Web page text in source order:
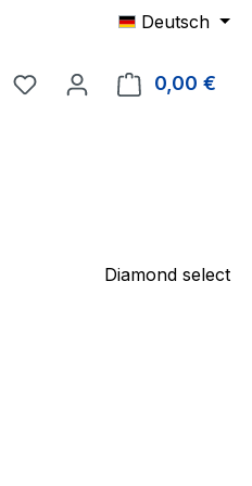
Deutsch
Du hast 0 Produkte auf
0,00 €
Diamond select